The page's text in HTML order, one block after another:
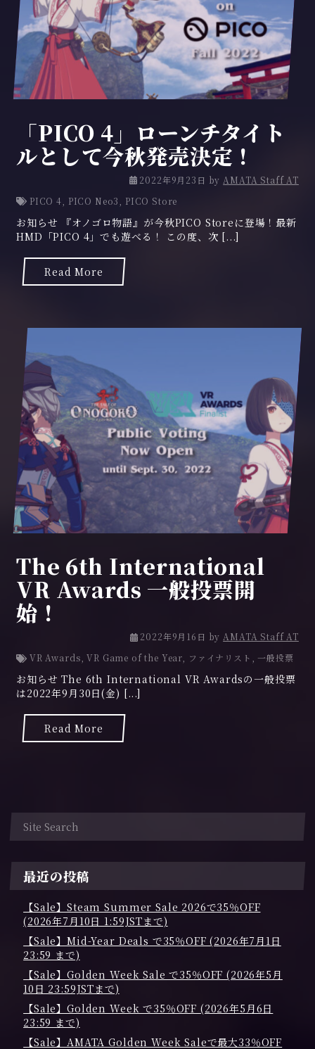
「PICO 4」ローンチタイト
ルとして今秋発売決定！
2022年9月23日 by AMATA Staff AT
PICO 4
PICO Neo3 PICO Store
お知らせ 『オノゴロ物語』が今秋PICO Storeに登場！最新
HMD「PICO 4」でも遊べる！ この度、次 [...]
Read More
The 6th International
VR Awards 一般投票開
始！
2022年9月16日 by AMATA Staff AT
VR Awards ,VR Game of the Year ファイナリスト ,一般投票
お知らせ The 6th International VR Awardsの一般投票
は2022年9月30日(金) [...]
Read More
最近の投稿
【Sale】Steam Summer Sale 2026で35％OFF
(2026年7月10日 1:59JSTまで)
【Sale】Mid-Year Deals で35％OFF (2026年7月1日
23:59 まで)
【Sale】Golden Week Sale で35％OFF (2026年5月
10日 23:59JSTまで)
【Sale】Golden Week で35％OFF (2026年5月6日
23:59 まで)
【Sale】AMATA Golden Week Saleで最大33％OFF